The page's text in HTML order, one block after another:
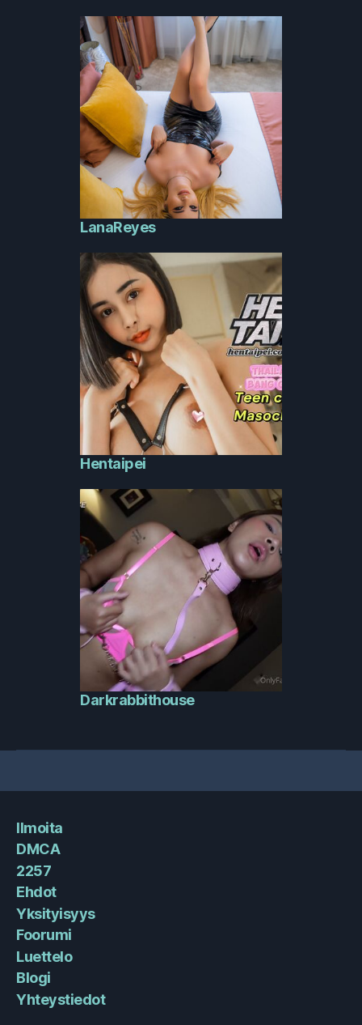
LanaReyes
Hentaipei
Darkrabbithouse
Ilmoita
DMCA
2257
Ehdot
Yksityisyys
Foorumi
Luettelo
Blogi
Yhteystiedot